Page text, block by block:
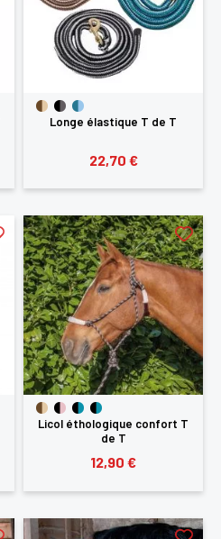
Longe élastique T de T
22,70 €
Licol éthologique confort T
de T
12,90 €